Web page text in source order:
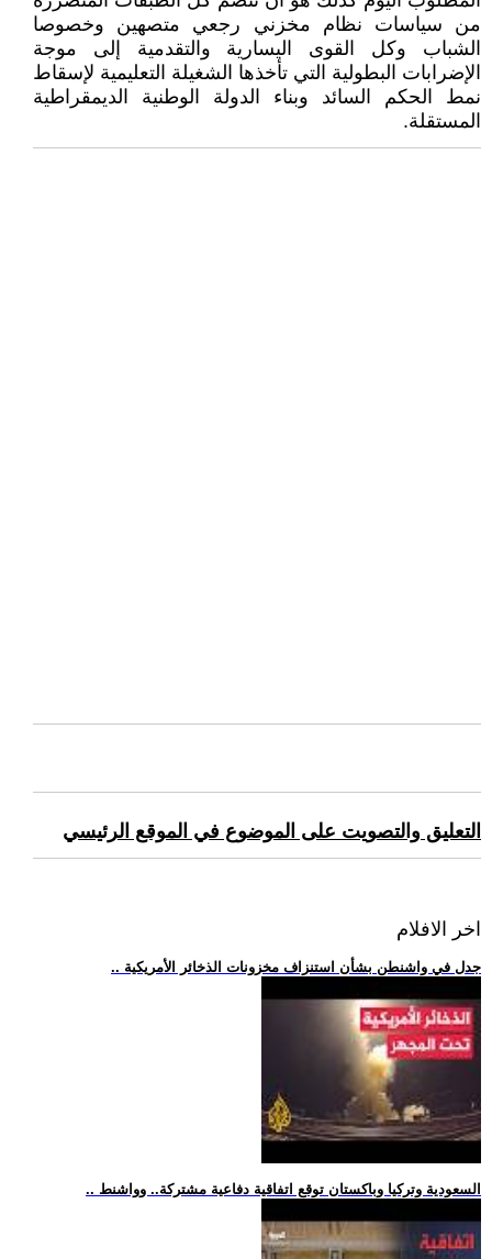
من سياسات نظام مخزني رجعي متصهين وخصوصا
الشباب وكل القوى اليسارية والتقدمية إلى موجة
الإضرابات البطولية التي تأخذها الشغيلة التعليمية لإسقاط
نمط الحكم السائد وبناء الدولة الوطنية الديمقراطية
المستقلة.
التعليق والتصويت على الموضوع في الموقع الرئيسي
اخر الافلام
.. جدل في واشنطن بشأن استنزاف مخزونات الذخائر الأمريكية
.. السعودية وتركيا وباكستان توقع اتفاقية دفاعية مشتركة.. وواشنط